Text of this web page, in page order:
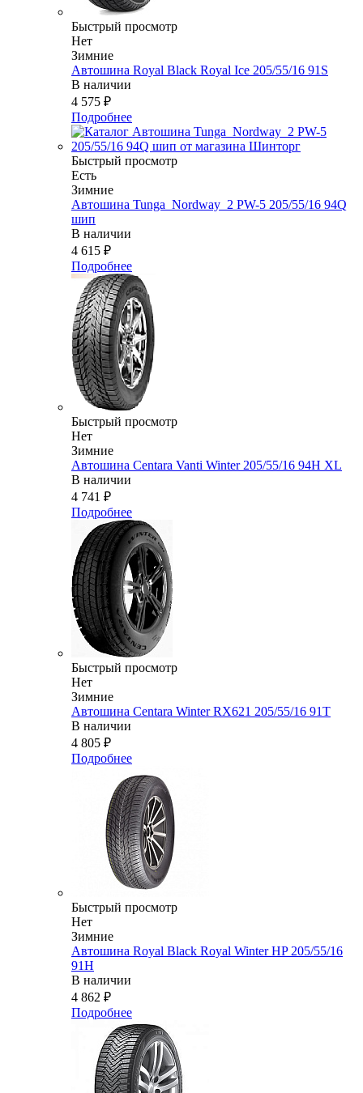
Быстрый просмотр
Нет
Зимние
Автошина Royal Black Royal Ice 205/55/16 91S
В наличии
4 575 ₽
Подробнее
Быстрый просмотр
Есть
Зимние
Автошина Tunga_Nordway_2 PW-5 205/55/16 94Q
шип
В наличии
4 615 ₽
Подробнее
Быстрый просмотр
Нет
Зимние
Автошина Centara Vanti Winter 205/55/16 94H XL
В наличии
4 741 ₽
Подробнее
Быстрый просмотр
Нет
Зимние
Автошина Centara Winter RX621 205/55/16 91T
В наличии
4 805 ₽
Подробнее
Быстрый просмотр
Нет
Зимние
Автошина Royal Black Royal Winter HP 205/55/16
91H
В наличии
4 862 ₽
Подробнее